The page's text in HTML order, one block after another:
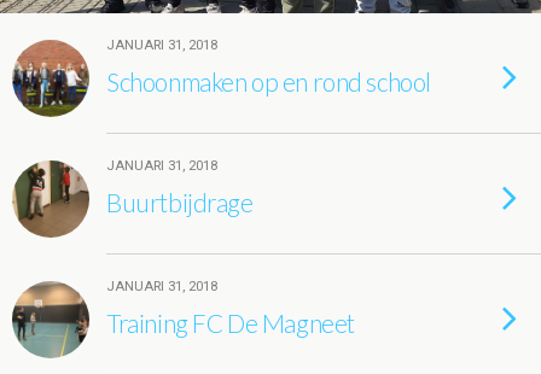
JANUARI 31, 2018
Schoonmaken op en rond school
JANUARI 31, 2018
Buurtbijdrage
JANUARI 31, 2018
Training FC De Magneet